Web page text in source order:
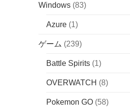
Windows (83)
Azure (1)
ゲーム (239)
Battle Spirits (1)
OVERWATCH (8)
Pokemon GO (58)